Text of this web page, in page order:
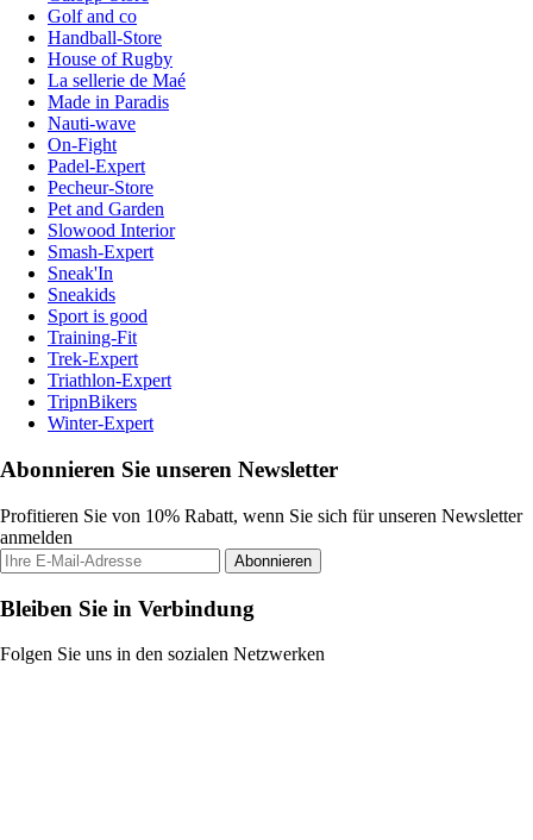
Golf and co
Handball-Store
House of Rugby
La sellerie de Maé
Made in Paradis
Nauti-wave
On-Fight
Padel-Expert
Pecheur-Store
Pet and Garden
Slowood Interior
Smash-Expert
Sneak'In
Sneakids
Sport is good
Training-Fit
Trek-Expert
Triathlon-Expert
TripnBikers
Winter-Expert
Abonnieren Sie unseren Newsletter
Profitieren Sie von 10% Rabatt, wenn Sie sich für unseren Newsletter
anmelden
Abonnieren
Bleiben Sie in Verbindung
Folgen Sie uns in den sozialen Netzwerken